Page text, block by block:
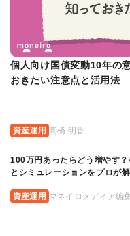
資産運用 高橋 明香
個人向け国債変動10年の
おきたい注意点と活用法
100万円あったらどう増やす
とシミュレーションをプロが
資産運用 マネイロメディア編